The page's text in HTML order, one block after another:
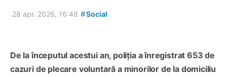
28 apr. 2026, 16:48 #Social
De la începutul acestui an, poliția a înregistrat 653 de
cazuri de plecare voluntară a minorilor de la domiciliu